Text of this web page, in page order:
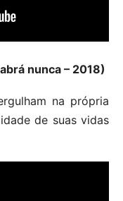
nunca – 2018)
na própria
de suas vidas